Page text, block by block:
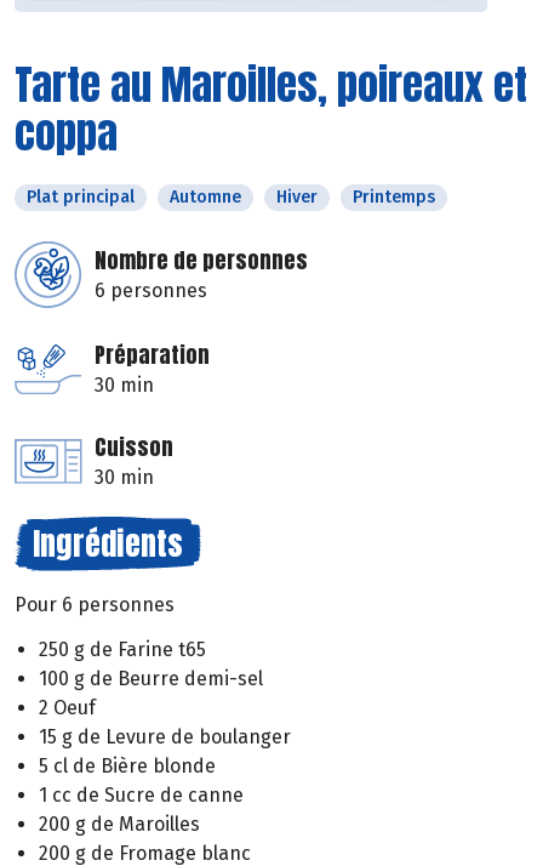
Tarte au Maroilles, poireaux et
coppa
Plat principal Automne Hiver Printemps
Nombre de personnes
6 personnes
Préparation
30 min
Cuisson
30 min
Ingrédients
Pour 6 personnes
250 g de Farine t65
100 g de Beurre demi-sel
2 Oeuf
15 g de Levure de boulanger
5 cl de Bière blonde
1 cc de Sucre de canne
200 g de Maroilles
200 g de Fromage blanc